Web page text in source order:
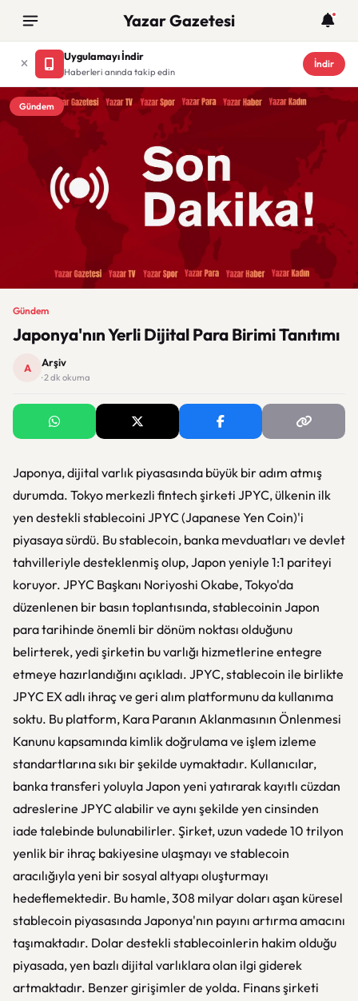
Yazar Gazetesi
Uygulamayı İndir
Haberleri anında takip edin
İndir
Gündem
Gündem
Japonya'nın Yerli Dijital Para Birimi Tanıtımı
A Arşiv
· 2 dk okuma
Japonya, dijital varlık piyasasında büyük bir adım atmış
durumda. Tokyo merkezli fintech şirketi JPYC, ülkenin ilk
yen destekli stablecoini JPYC (Japanese Yen Coin)'i
piyasaya sürdü. Bu stablecoin, banka mevduatları ve devlet
tahvilleriyle desteklenmiş olup, Japon yeniyle 1:1 pariteyi
koruyor. JPYC Başkanı Noriyoshi Okabe, Tokyo'da
düzenlenen bir basın toplantısında, stablecoinin Japon
para tarihinde önemli bir dönüm noktası olduğunu
belirterek, yedi şirketin bu varlığı hizmetlerine entegre
etmeye hazırlandığını açıkladı. JPYC, stablecoin ile birlikte
JPYC EX adlı ihraç ve geri alım platformunu da kullanıma
soktu. Bu platform, Kara Paranın Aklanmasının Önlenmesi
Kanunu kapsamında kimlik doğrulama ve işlem izleme
standartlarına sıkı bir şekilde uymaktadır. Kullanıcılar,
banka transferi yoluyla Japon yeni yatırarak kayıtlı cüzdan
adreslerine JPYC alabilir ve aynı şekilde yen cinsinden
iade talebinde bulunabilirler. Şirket, uzun vadede 10 trilyon
yenlik bir ihraç bakiyesine ulaşmayı ve stablecoin
aracılığıyla yeni bir sosyal altyapı oluşturmayı
hedeflemektedir. Bu hamle, 308 milyar doları aşan küresel
stablecoin piyasasında Japonya'nın payını artırma amacını
taşımaktadır. Dolar destekli stablecoinlerin hakim olduğu
piyasada, yen bazlı dijital varlıklara olan ilgi giderek
artmaktadır. Benzer girişimler de yolda. Finans şirketi